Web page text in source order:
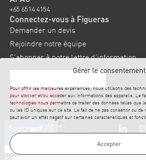
Gérer le consentement
Pour offrir les meilleures expériences, nous utilisons des
pour stocker et/ou accéder aux informations des appareils. Le
technologies nous permettra de traiter des données telles que
ou les ID uniques sur ce site. Le fait de ne pas consentir ou de
peut avoir un effet négatif sur certaines caractéristiques et
Accepter
+65 6514 4154
Connectez-vous à Figueras
Demander un devis
Rejoindre notre équipe
S’abonner à notre lettre d’information